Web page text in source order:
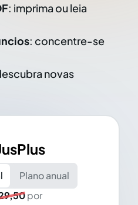
: imprima ou leia
: concentre-se
novas
Plano anual
por